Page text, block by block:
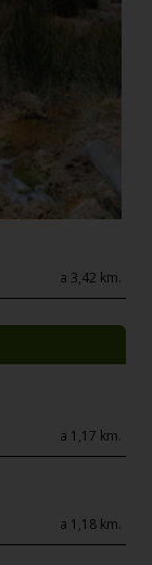
a 3,42 km.
a 1,17 km.
a 1,18 km.